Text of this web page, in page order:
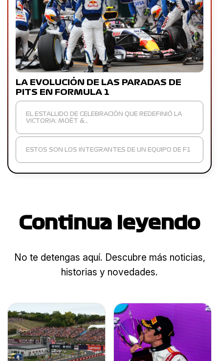
LA EVOLUCIÓN DE LAS PARADAS DE
PITS EN FORMULA 1
EL ESTALLIDO DE CELEBRACIÓN QUE REDEFINIÓ LA
VICTORIA: MOËT &…
ESTOS SON LOS INTEGRANTES DE UN EQUIPO DE F1
Continua leyendo
No te detengas aquí. Descubre más noticias,
historias y novedades.